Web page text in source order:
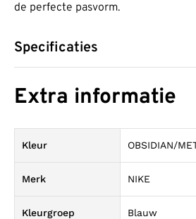
de perfecte pasvorm.
Specificaties
Extra informatie
Kleur OBSIDIAN/
Merk NIKE
Kleurgroep Blauw